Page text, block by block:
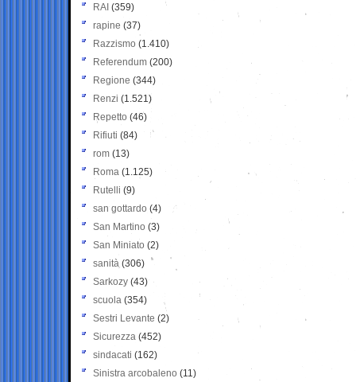
RAI (359)
rapine (37)
Razzismo (1.410)
Referendum (200)
Regione (344)
Renzi (1.521)
Repetto (46)
Rifiuti (84)
rom (13)
Roma (1.125)
Rutelli (9)
san gottardo (4)
San Martino (3)
San Miniato (2)
sanità (306)
Sarkozy (43)
scuola (354)
Sestri Levante (2)
Sicurezza (452)
sindacati (162)
Sinistra arcobaleno (11)